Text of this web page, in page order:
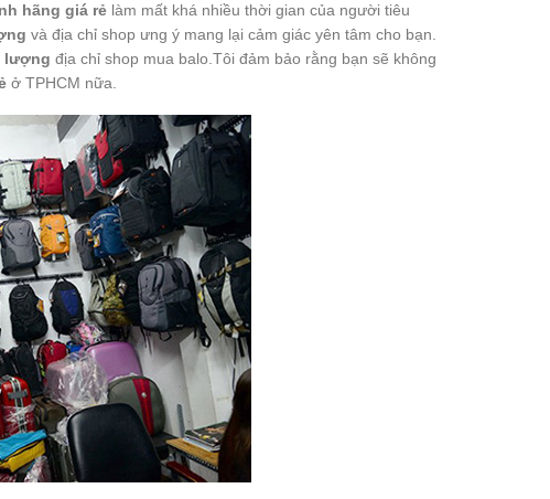
hãng giá rẻ làm mất khá nhiều thời gian của người tiêu
và địa chỉ shop ưng ý mang lại cảm giác yên tâm cho bạn.
lượng địa chỉ shop mua balo.Tôi đảm bảo rằng bạn sẽ không
ở TPHCM nữa.